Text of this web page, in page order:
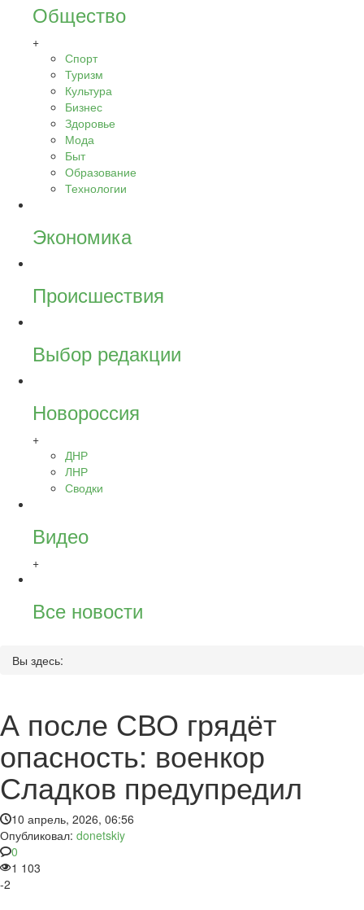
Общество
+
Спорт
Туризм
Культура
Бизнес
Здоровье
Мода
Быт
Образование
Технологии
Экономика
Происшествия
Выбор редакции
Новороссия
+
ДНР
ЛНР
Сводки
Видео
+
Все новости
Вы здесь:
А после СВО грядёт
опасность: военкор
Сладков предупредил
10 апрель, 2026, 06:56
Опубликовал: donetskiy
0
1 103
-2